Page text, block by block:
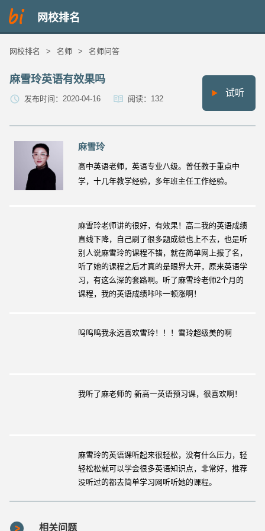
网校排名
网校排名 > 名师 > 名师问答
麻雪玲英语有效果吗
发布时间：2020-04-16 阅读：132
试听
麻雪玲
高中英语老师，英语专业八级。曾任教于重点中
学，十几年教学经验，多年班主任工作经验。
麻雪玲老师讲的很好，有效果！高二我的英语成绩
直线下降，自己刷了很多题成绩也上不去，也是听
别人说麻雪玲的课程不错，就在简单网上报了名，
听了她的课程之后才真的是眼界大开，原来英语学
习，有这么深的套路啊。听了麻雪玲老师2个月的
课程，我的英语成绩咔咔一顿涨啊！
呜呜呜我永远喜欢雪玲！！！雪玲超级美的啊
我听了麻老师的 新高一英语预习课，很喜欢啊！
麻雪玲的英语课听起来很轻松，没有什么压力，轻
轻松松就可以学会很多英语知识点，非常好，推荐
没听过的都去简单学习网听听她的课程。
相关问题